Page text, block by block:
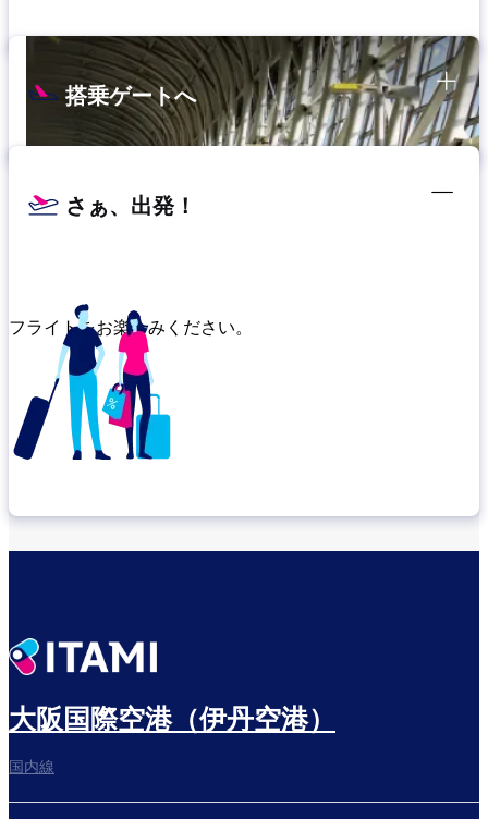
搭乗ゲートへ
さぁ、出発！
フライトをお楽しみください。
搭乗ゲートへ
大阪国際空港（伊丹空港）
国内線